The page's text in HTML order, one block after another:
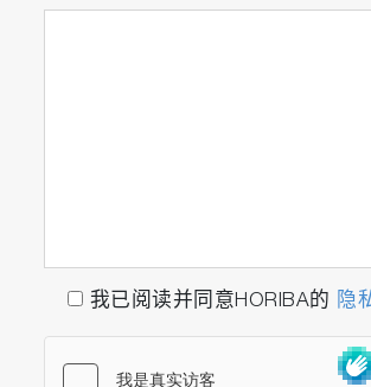
我已阅读并同意HORIBA的 隐